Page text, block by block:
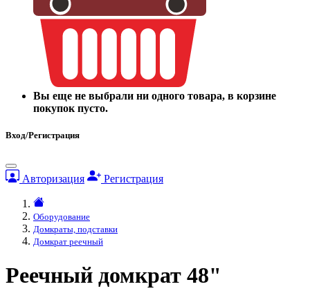
Вы еще не выбрали ни одного товара, в корзине
покупок пусто.
Вход/Регистрация
Авторизация Регистрация
Оборудование
Домкраты, подставки
Домкрат реечный
Реечный домкрат 48"